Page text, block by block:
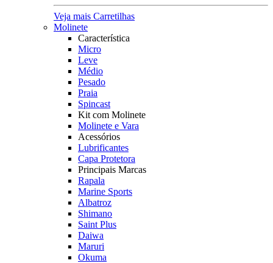
Veja mais Carretilhas
Molinete
Característica
Micro
Leve
Médio
Pesado
Praia
Spincast
Kit com Molinete
Molinete e Vara
Acessórios
Lubrificantes
Capa Protetora
Principais Marcas
Rapala
Marine Sports
Albatroz
Shimano
Saint Plus
Daiwa
Maruri
Okuma